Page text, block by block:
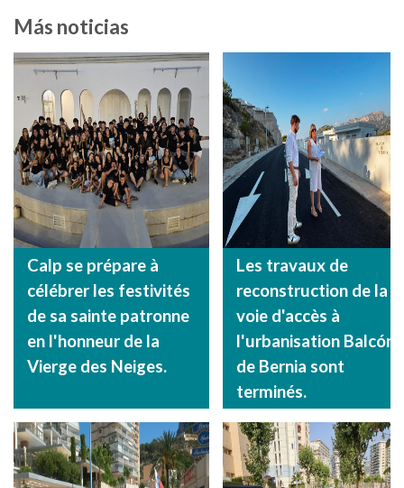
Más noticias
Calp se prépare à
célébrer les festivités
de sa sainte patronne
en l'honneur de la
Vierge des Neiges.
Les travaux de
reconstruction de la
voie d'accès à
l'urbanisation Balcón
de Bernia sont
terminés.